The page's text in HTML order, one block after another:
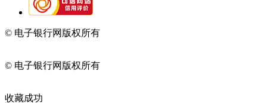
© 电子银行网版权所有
© 电子银行网版权所有
收藏成功